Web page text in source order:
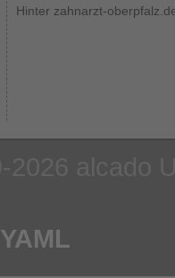
Hinter zahnarzt-
YAML